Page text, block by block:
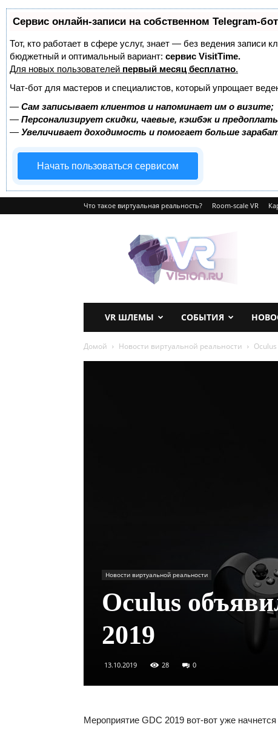
Сервис онлайн-записи на собственном Telegram-
Тот, кто работает в сфере услуг, знает — без ведения записи
бюджетный и оптимальный вариант: сервис VisitTime.
Для новых пользователей первый месяц бесплатно.
Чат-бот для мастеров и специалистов, который упрощает
— Сам записывает клиентов и напоминает им о визите;
— Персонализирует скидки, чаевые, кэшбэк и
— Увеличивает доходимость и помогает больше
Начать пользоваться сервисом
Что такое виртуальная реальность? Room-scale VR
VRvision.ru
VR ШЛЕМЫ СОБЫТИЯ
Домой Новости виртуальной реальности
Новости виртуальной реальности
Oculus
2019
13.10.2019 28 0
Мероприятие GDC 2019 вот-вот уже